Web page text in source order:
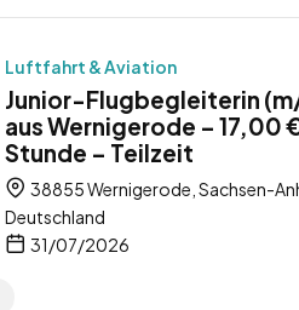
Luftfahrt & Aviation
Junior-Flugbegleiterin
aus Wernigerode – 17,00
Stunde – Teilzeit
38855 Wernigerode, Sachsen-
Deutschland
31/07/2026